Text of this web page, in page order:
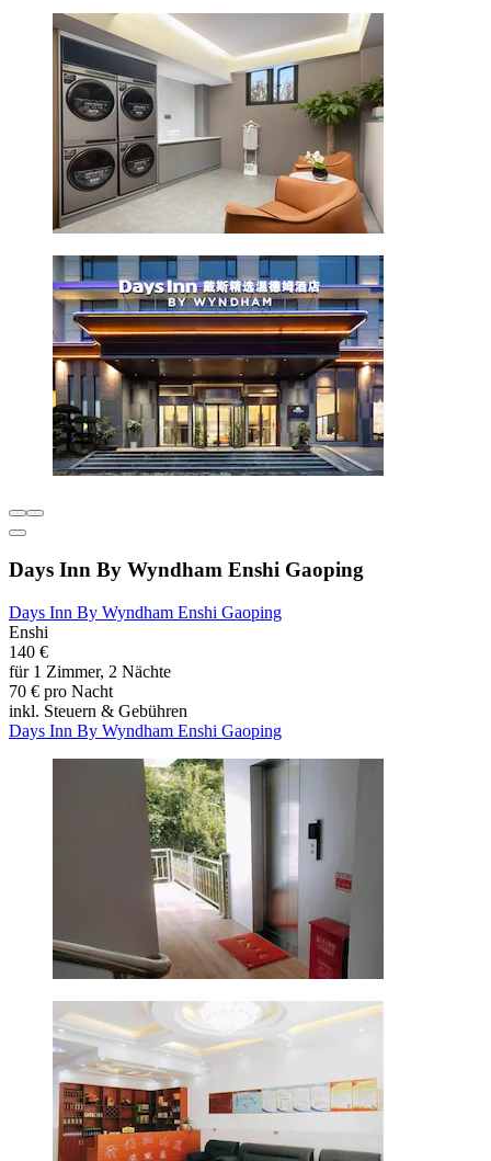
Days Inn By Wyndham Enshi Gaoping
Days Inn By Wyndham Enshi Gaoping
Enshi
140 €
für 1 Zimmer, 2 Nächte
70 € pro Nacht
inkl. Steuern & Gebühren
Days Inn By Wyndham Enshi Gaoping